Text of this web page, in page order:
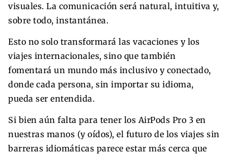
visuales. La comunicación será natural, intuitiva y,
sobre todo, instantánea.
Esto no solo transformará las vacaciones y los
viajes internacionales, sino que también
fomentará un mundo más inclusivo y conectado,
donde cada persona, sin importar su idioma,
pueda ser entendida.
Si bien aún falta para tener los AirPods Pro 3 en
nuestras manos (y oídos), el futuro de los viajes sin
barreras idiomáticas parece estar más cerca que